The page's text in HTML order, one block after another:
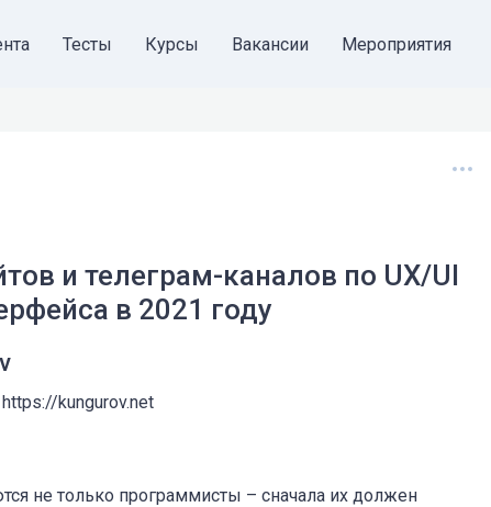
Тесты Курсы Вакансии Мероприятия
и телеграм-каналов по UX/UI
в 2021 году
kungurov.net
не только программисты – сначала их должен